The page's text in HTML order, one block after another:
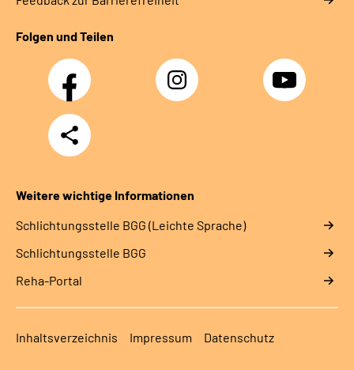
Folgen und Teilen
Facebook Instagram YouTube
Teilen
Weitere wichtige Informationen
Schlich­tungs­stel­le BGG (Leichte Sprache)
Schlich­tungs­stel­le BGG
Reha-Portal
Inhaltsverzeichnis Impressum Datenschutz